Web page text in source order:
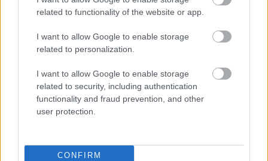
related to functionality of the website or app.
I want to allow Google to enable storage
related to personalization.
I want to allow Google to enable storage
related to security, including authentication
functionality and fraud prevention, and other
user protection.
CONFIRM